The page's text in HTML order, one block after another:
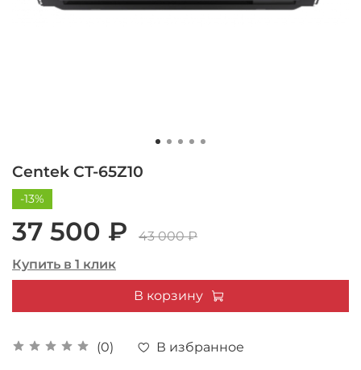
Centek CT-65Z10
(0) В избранное
-13%
37 500 ₽
43 000 ₽
Купить в 1 клик
В корзину